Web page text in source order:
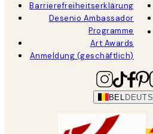
Barrierefreiheitserklärung
Desenio Ambassador
Programme
Art Awards
Anmeldung (geschäftlich)
BEL